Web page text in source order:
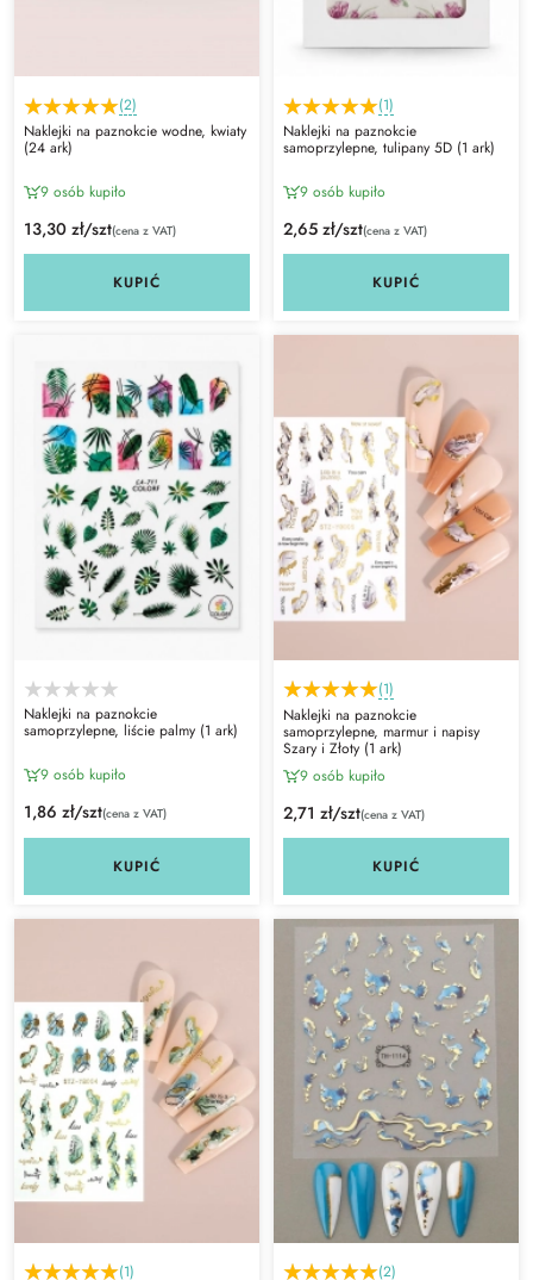
(2)
Naklejki na paznokcie wodne, kwiaty
(24 ark)
9 osób kupiło
13,30 zł/szt(cena z VAT)
KUPIĆ
(1)
Naklejki na paznokcie
samoprzylepne, tulipany 5D (1 ark)
9 osób kupiło
2,65 zł/szt(cena z VAT)
KUPIĆ
Naklejki na paznokcie
samoprzylepne, liście palmy (1 ark)
9 osób kupiło
1,86 zł/szt(cena z VAT)
KUPIĆ
(1)
Naklejki na paznokcie
samoprzylepne, marmur i napisy
Szary i Złoty (1 ark)
9 osób kupiło
2,71 zł/szt(cena z VAT)
KUPIĆ
(1) (2)